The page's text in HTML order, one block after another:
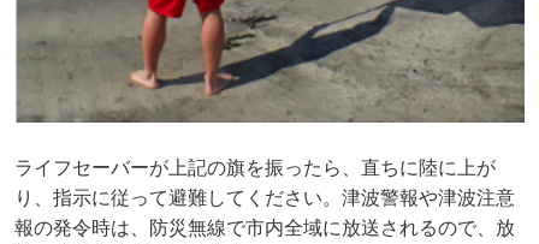
ライフセーバーが上記の旗を振ったら、直ちに陸に上が
り、指示に従って避難してください。津波警報や津波注意
報の発令時は、防災無線で市内全域に放送されるので、放